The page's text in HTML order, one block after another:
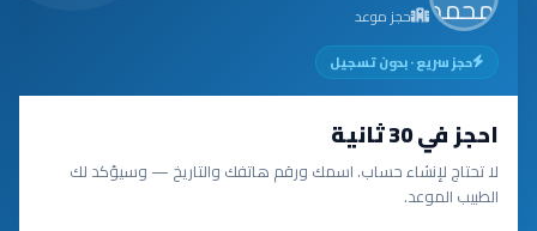
حجز موعد
حجز سريع · بدون تسجيل
احجز في 30 ثانية
لا تحتاج لإنشاء حساب. اسمك ورقم هاتفك والتاريخ — وسيؤكد لك
الطبيب الموعد.